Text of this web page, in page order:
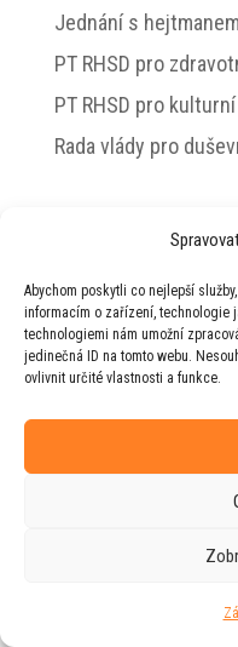
Abychom poskytli co nejlepší
informacím o zařízení, technologie
technologiemi nám umožní
jedinečná ID na tomto webu.
ovlivnit určité vlastnosti a funkce.
Jednání s
PT RHSD pro
PT RHSD pro
Rada vlády pro
Web vytvořila